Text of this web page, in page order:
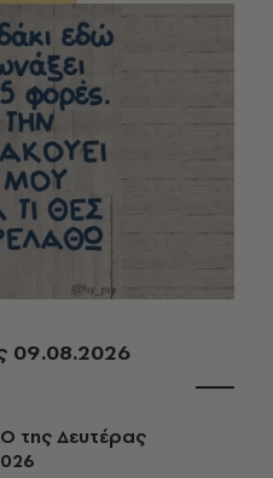
09.08.2026
της Δευτέρας